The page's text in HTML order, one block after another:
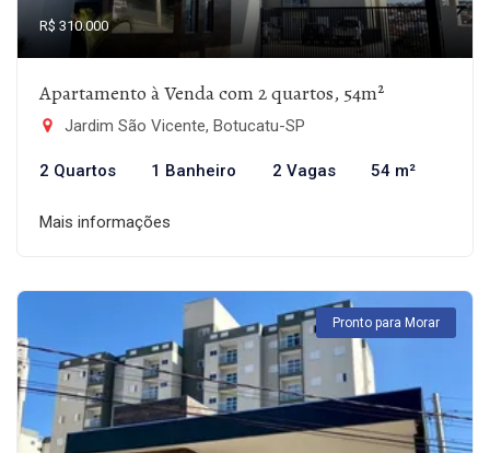
R$ 310.000
Apartamento à Venda com 2 quartos, 54m²
Jardim São Vicente, Botucatu-SP
2 Quartos 1 Banheiro 2 Vagas 54 m²
Mais informações
Pronto para Morar